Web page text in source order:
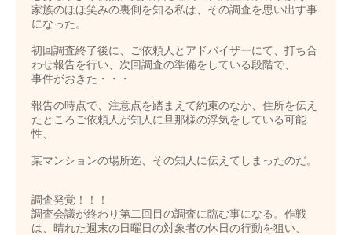
家族のほほ笑みの裏側を知る私は、その調査を思い出す事
になった。
初回調査終了後に、ご依頼人とアドバイザーにて、打ち合
わせ報告を行い、次回調査の準備をしている段階で、
事件がおきた・・・
報告の時点で、注意点を踏まえて約束のなか、住所を伝え
たところご依頼人が知人に旦那様の浮気をしている可能
性、
某マンションの場所迄、その知人に伝えてしまったのだ。
調査発覚！！！
調査会議が終わり第二回目の調査に臨む事になる。作戦
は、晴れた週末の日曜日の対象者の休日の行動を狙い、